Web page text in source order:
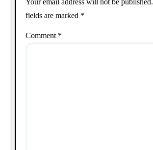
Your email address will not be published.
fields are marked *
Comment *